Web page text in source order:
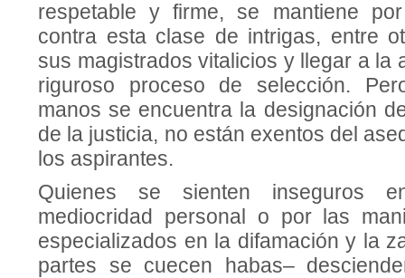
respetable y firme, se mantiene
contra esta clase de intrigas, entre
sus magistrados vitalicios y lle­gar a la
riguroso proceso de selección.
manos se encuentra la designación
de la justicia, no están exentos del
los aspirantes.
Quienes se sienten inseguros
mediocridad personal o por las
especializados en la difamación y la
partes se cuecen ha­bas–